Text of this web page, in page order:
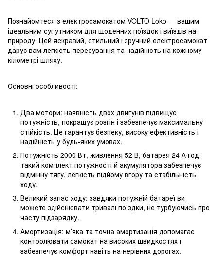
Познайомтеся з електросамокатом VOLTO Loko — вашим
ідеальним супутником для щоденних поїздок і виїздів на
природу. Цей яскравий, стильний і зручний електросамокат
дарує вам легкість пересування та надійність на кожному
кілометрі шляху.
Основні особливості:
Два мотори: наявність двох двигунів підвищує
потужність, покращує розгін і забезпечує максимальну
стійкість. Це гарантує безпеку, високу ефективність і
надійність у будь-яких умовах.
Потужність 2000 Вт, живлення 52 В, батарея 24 А·год:
такий комплект потужності й акумулятора забезпечує
відмінну тягу, легкість підйому вгору та стабільність
ходу.
Великий запас ходу: завдяки потужній батареї ви
можете здійснювати тривалі поїздки, не турбуючись про
часту підзарядку.
Амортизація: м’яка та точна амортизація допомагає
контролювати самокат на високих швидкостях і
забезпечує комфорт навіть на нерівних дорогах.